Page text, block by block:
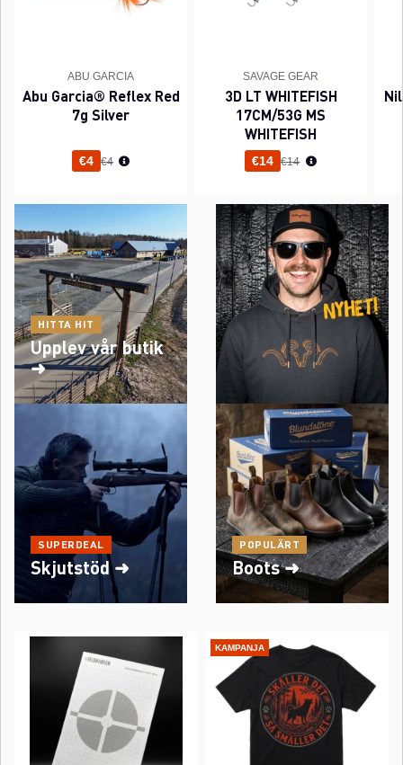
ABU GARCIA
Abu Garcia® Reflex Red
7g Silver
€4 Normaali hinta
€4
SAVAGE GEAR
3D LT WHITEFISH
17CM/53G MS
WHITEFISH
€14 Normaali hinta
€14
HITTA HIT
Upplev vår butik
➜
SUPERDEAL
Skjutstöd ➜
POPULÄRT
Boots ➜
KAMPANJA